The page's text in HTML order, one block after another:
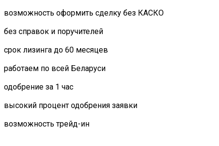
возможность оформить сделку без КАСКО
без справок и поручителей
срок лизинга до 60 месяцев
работаем по всей Беларуси
одобрение за 1 час
высокий процент одобрения заявки
возможность трейд-ин